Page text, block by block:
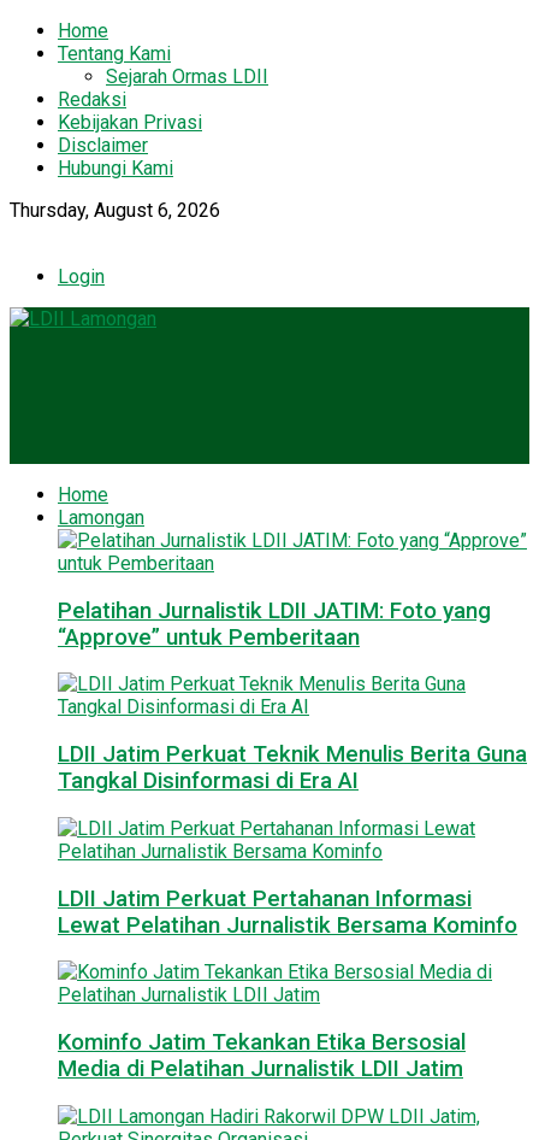
Home
Tentang Kami
Sejarah Ormas LDII
Redaksi
Kebijakan Privasi
Disclaimer
Hubungi Kami
Thursday, August 6, 2026
Login
Home
Lamongan
Pelatihan Jurnalistik LDII JATIM: Foto yang
“Approve” untuk Pemberitaan
LDII Jatim Perkuat Teknik Menulis Berita Guna
Tangkal Disinformasi di Era AI
LDII Jatim Perkuat Pertahanan Informasi
Lewat Pelatihan Jurnalistik Bersama Kominfo
Kominfo Jatim Tekankan Etika Bersosial
Media di Pelatihan Jurnalistik LDII Jatim